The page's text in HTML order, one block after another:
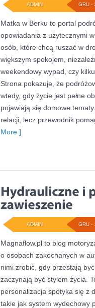
GRU -
ADMIN
Matka w Berku to portal
opowiadania z użytecznymi
osób, które chcą ruszać w
większym spokojem,
weekendowy wypad, czy
Strona pokazuje, że
wtedy, gdy życie jest pełne
pojawiają się domowe
relacji, lecz przewodnik
More ]
GRU -
ADMIN
Magnaflow.pl to blog
o osobach zakochanych w
nimi zrobić, gdy przestają
zaczynają być stylem życia.
personalizacja spotyka się z
takie jak system wydechowy